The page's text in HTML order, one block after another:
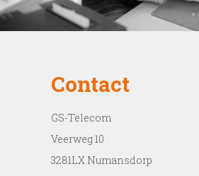
Contact
GS-Telecom
Veerweg 10
3281LX Numansdorp